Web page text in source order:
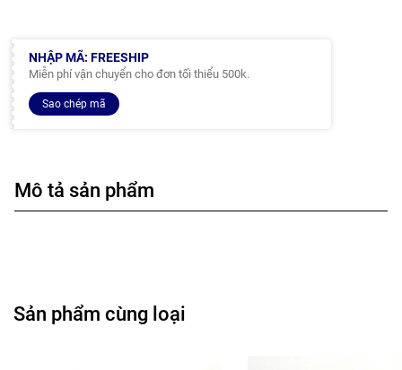
NHẬP MÃ: FREESHIP
Miễn phí vận chuyển cho đơn tối thiểu 500k.
Sao chép mã
Mô tả sản phẩm
Sản phẩm cùng loại